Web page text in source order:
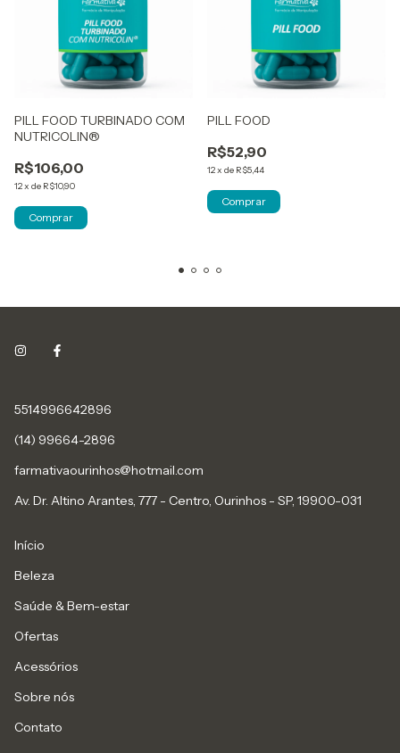
PILL FOOD TURBINADO COM
NUTRICOLIN®
R$106,00
12x de R$10,90
Comprar
PILL FOOD
R$52,90
12x de R$5,44
Comprar
5514996642896
(14) 99664-2896
farmativaourinhos@hotmail.com
Av. Dr. Altino Arantes, 777 - Centro, Ourinhos - SP, 19900-031
Início
Beleza
Saúde & Bem-estar
Ofertas
Acessórios
Sobre nós
Contato